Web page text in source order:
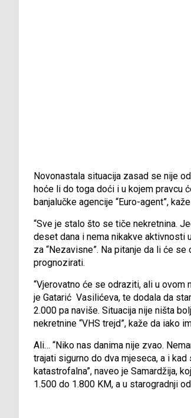
Novonastala situacija zasad se nije
hoće li do toga doći i u kojem pravcu
banjalučke agencije “Euro-agent”,
“Sve je stalo što se tiče nekretnina.
deset dana i nema nikakve aktivnosti
za “Nezavisne”. Na pitanje da li će
prognozirati.
“Vjerovatno će se odraziti, ali u
je Gatarić Vasilićeva, te dodala da
2.000 pa naviše. Situacija nije ništa
nekretnine “VHS trejd”, kaže da iako
Ali… “Niko nas danima nije zvao.
trajati sigurno do dva mjeseca, a i
katastrofalna”, naveo je Samardžija,
1.500 do 1.800 KM, a u starogradnji